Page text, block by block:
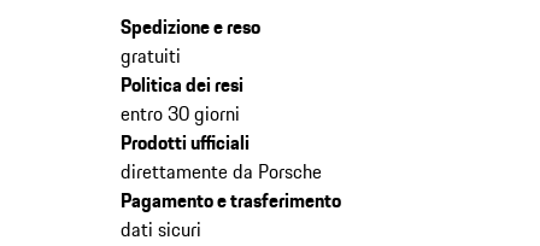
Spedizione e reso
gratuiti
Politica dei resi
entro 30 giorni
Prodotti ufficiali
direttamente da Porsche
Pagamento e trasferimento
dati sicuri